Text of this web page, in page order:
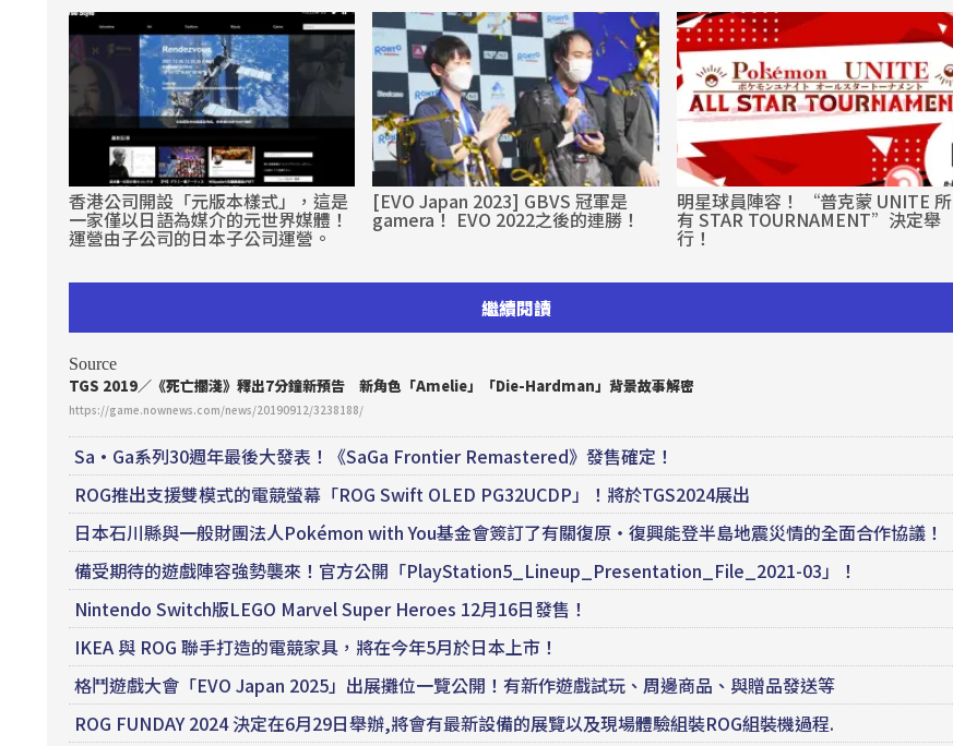
香港公司開設「元版本樣式」，這是
一家僅以日語為媒介的元世界媒體！
運營由子公司的日本子公司運營。
[EVO Japan 2023] GBVS 冠軍是
gamera！ EVO 2022之後的連勝！
明星球員陣容！ “普克蒙 UNITE 所
有 STAR TOURNAMENT”決定舉
行！
繼續閱讀
Source
TGS 2019／《死亡擱淺》釋出7分鐘新預告 新角色「Amelie」「Die-Hardman」背景故事解密
https://game.nownews.com/news/20190912/3238188/
Sa·Ga系列30週年最後大發表！《SaGa Frontier Remastered》發售確定！
ROG推出支援雙模式的電競螢幕「ROG Swift OLED PG32UCDP」！將於TGS2024展出
日本石川縣與一般財團法人Pokémon with You基金會簽訂了有關復原・復興能登半島地震災情的全面合作協議！
備受期待的遊戲陣容強勢襲來！官方公開「PlayStation5_Lineup_Presentation_File_2021-03」！
Nintendo Switch版LEGO Marvel Super Heroes 12月16日發售！
IKEA 與 ROG 聯手打造的電競家具，將在今年5月於日本上市！
格鬥遊戲大會「EVO Japan 2025」出展攤位一覽公開！有新作遊戲試玩、周邊商品、與贈品發送等
ROG FUNDAY 2024 決定在6月29日舉辦,將會有最新設備的展覽以及現場體驗組裝ROG組裝機過程.